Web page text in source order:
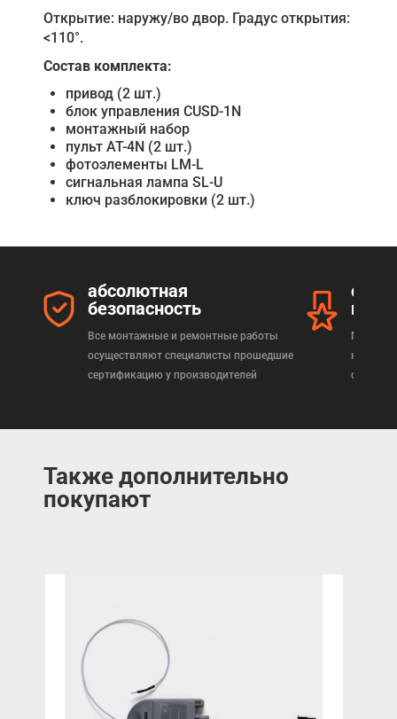
Открытие: наружу/во двор. Градус открытия:
<110°.
Состав комплекта:
привод (2 шт.)
блок управления CUSD-1N
монтажный набор
пульт AT-4N (2 шт.)
фотоэлементы LM-L
сигнальная лампа SL-U
ключ разблокировки (2 шт.)
абсолютная
безопасность
Все монтажные и ремонтные работы
осуществляют специалисты прошедшие
сертификацию у производителей
Мы
Также дополнительно
покупают